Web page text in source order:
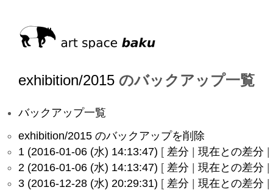
exhibition/2015 のバックアップ一覧
バックアップ一覧
exhibition/2015 のバックアップを削除
1 (2016-01-06 (水) 14:13:47) [ 差分 現在との差分
2 (2016-01-06 (水) 14:13:47) [ 差分 現在との差分
3 (2016-12-28 (水) 20:29:31) [ 差分 現在との差分